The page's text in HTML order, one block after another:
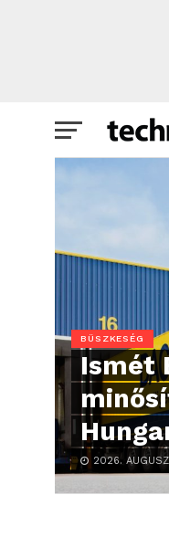
BÜSZKESÉG
Ismét
2026.